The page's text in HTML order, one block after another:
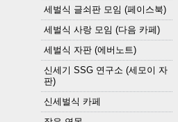
세벌식 글쇠판 모임 (페이스북)
세벌식 사랑 모임 (다음 카페)
세벌식 자판 (에버노트)
신세기 SSG 연구소 (세모이 자
판)
신세벌식 카페